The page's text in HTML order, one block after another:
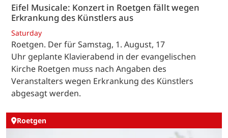
Eifel Musicale: Konzert in Roetgen fällt wegen
Erkrankung des Künstlers aus
Saturday
Roetgen. Der für Samstag, 1. August, 17
Uhr geplante Klavierabend in der evangelischen
Kirche Roetgen muss nach Angaben des
Veranstalters wegen Erkrankung des Künstlers
abgesagt werden.
Roetgen